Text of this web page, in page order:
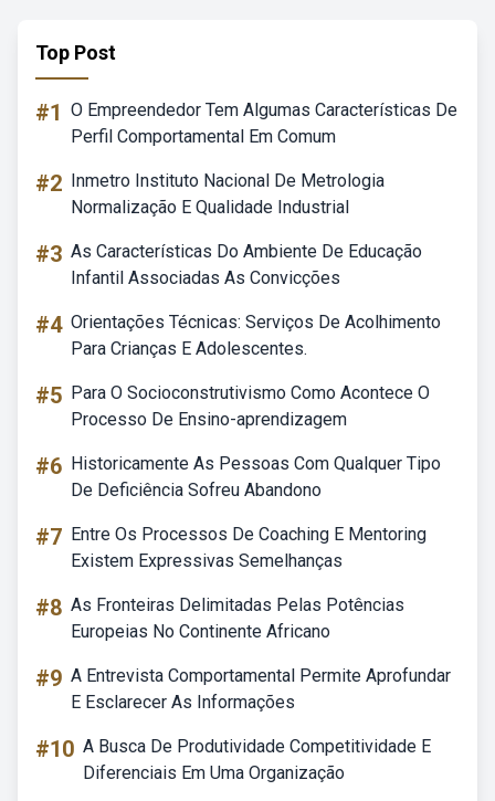
Top Post
#1 O Empreendedor Tem Algumas Características De
Perfil Comportamental Em Comum
#2 Inmetro Instituto Nacional De Metrologia
Normalização E Qualidade Industrial
#3 As Características Do Ambiente De Educação
Infantil Associadas As Convicções
#4 Orientações Técnicas: Serviços De Acolhimento
Para Crianças E Adolescentes.
#5 Para O Socioconstrutivismo Como Acontece O
Processo De Ensino-aprendizagem
#6 Historicamente As Pessoas Com Qualquer Tipo
De Deficiência Sofreu Abandono
#7 Entre Os Processos De Coaching E Mentoring
Existem Expressivas Semelhanças
#8 As Fronteiras Delimitadas Pelas Potências
Europeias No Continente Africano
#9 A Entrevista Comportamental Permite Aprofundar
E Esclarecer As Informações
#10 A Busca De Produtividade Competitividade E
Diferenciais Em Uma Organização